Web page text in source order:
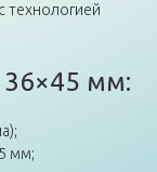
технологией
мм:
мм;